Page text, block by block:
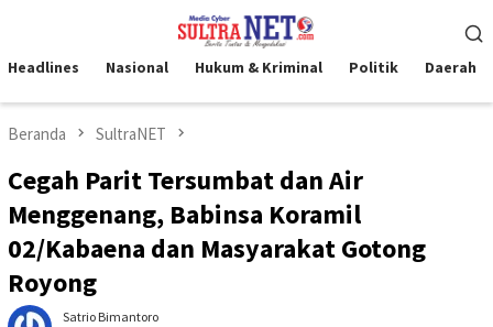
kontenMobile
Headlines Nasional Hukum & Kriminal Politik Daerah
Beranda SultraNET
Cegah Parit Tersumbat dan Air
Menggenang, Babinsa Koramil
02/Kabaena dan Masyarakat Gotong
Royong
Satrio Bimantoro